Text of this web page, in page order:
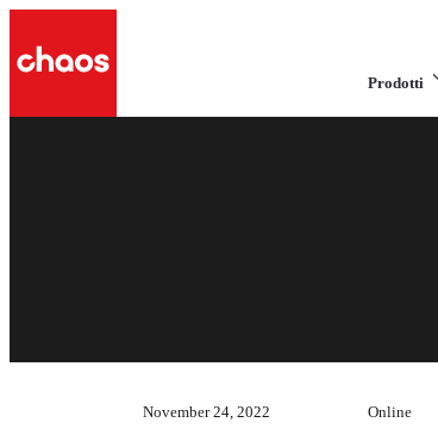
Prodotti
November 24, 2022 Online